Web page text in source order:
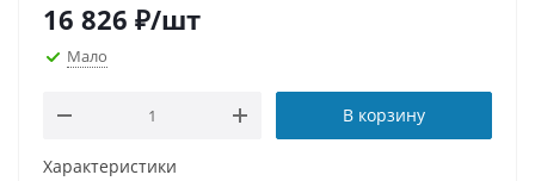
16 826 ₽/шт
Мало
В корзину
Характеристики